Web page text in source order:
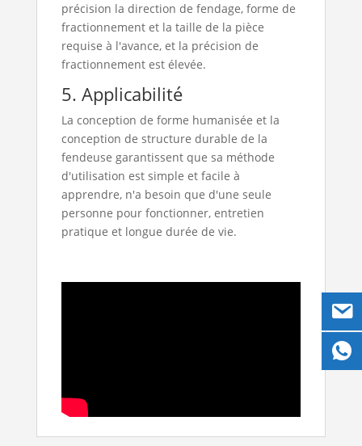
précision la direction de fendage, forme de
fractionnement et la taille de la pièce
requise à l'avance, et la précision de
fractionnement est élevée.
5. Applicabilité
La conception de forme humanisée et la
conception de structure durable de la
fendeuse garantissent que sa méthode
d'utilisation est simple et facile à
apprendre, n'a besoin que d'une seule
personne pour fonctionner, entretien
pratique et longue durée de vie.